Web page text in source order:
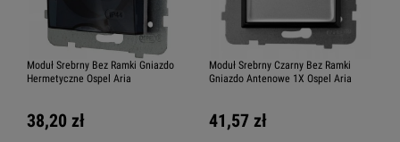
Moduł Srebrny Bez Ramki Gniazdo
Hermetyczne Ospel Aria
38,20 zł
Moduł Srebrny Czarny Bez Ramki
Gniazdo Antenowe 1X Ospel Aria
41,57 zł